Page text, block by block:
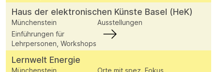
Haus der elektronischen Künste Basel (HeK)
Münchenstein
Ausstellungen
Einführungen für
Lehrpersonen, Workshops
Lernwelt Energie
Münchenstein
Orte mit spez. Fokus